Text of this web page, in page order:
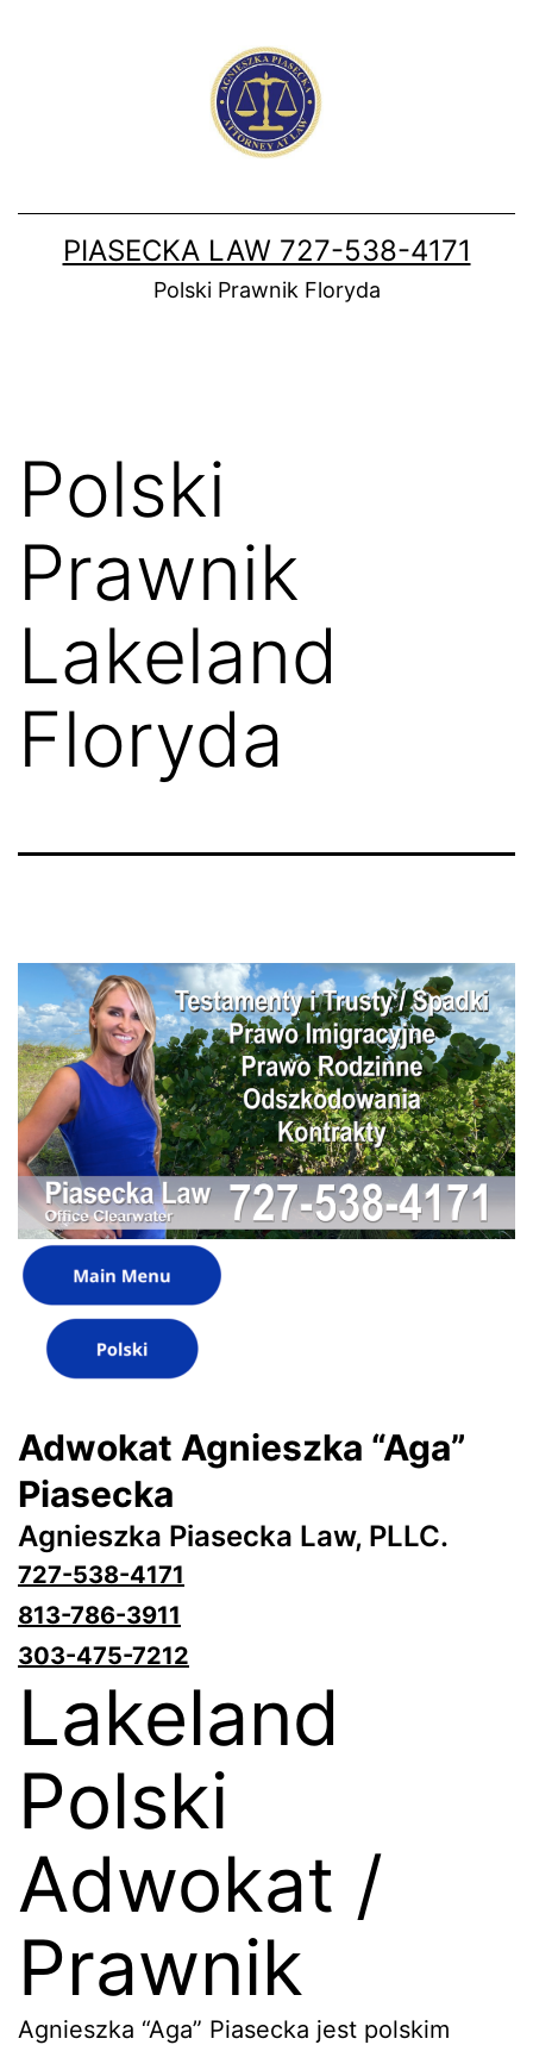
PIASECKA LAW 727-538-4171
Polski Prawnik Floryda
Polski
Prawnik
Lakeland
Floryda
Adwokat Agnieszka “Aga”
Piasecka
Agnieszka Piasecka Law, PLLC.
727-538-4171
813-786-3911
303-475-7212
Lakeland
Polski
Adwokat /
Prawnik
Agnieszka “Aga” Piasecka jest polskim